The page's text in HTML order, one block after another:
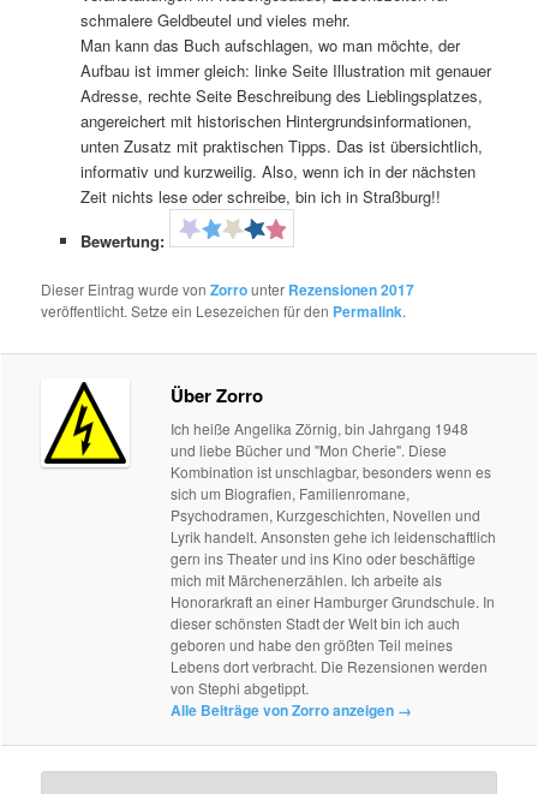
schmalere Geldbeutel und vieles mehr.
Man kann das Buch aufschlagen, wo man möchte, der
Aufbau ist immer gleich: linke Seite Illustration mit genauer
Adresse, rechte Seite Beschreibung des Lieblingsplatzes,
angereichert mit historischen Hintergrundsinformationen,
unten Zusatz mit praktischen Tipps. Das ist übersichtlich,
informativ und kurzweilig. Also, wenn ich in der nächsten
Zeit nichts lese oder schreibe, bin ich in Straßburg!!
Bewertung:
Dieser Eintrag wurde vonZorrounter Rezensionen 2017
veröffentlicht. Setze ein Lesezeichen für den Permalink.
Über Zorro
Ich heiße Angelika Zörnig, bin Jahrgang 1948
und liebe Bücher und "Mon Cherie". Diese
Kombination ist unschlagbar, besonders wenn es
sich um Biografien, Familienromane,
Psychodramen, Kurzgeschichten, Novellen und
Lyrik handelt. Ansonsten gehe ich leidenschaftlich
gern ins Theater und ins Kino oder beschäftige
mich mit Märchenerzählen. Ich arbeite als
Honorarkraft an einer Hamburger Grundschule. In
dieser schönsten Stadt der Welt bin ich auch
geboren und habe den größten Teil meines
Lebens dort verbracht. Die Rezensionen werden
von Stephi abgetippt.
Alle Beiträge von Zorro anzeigen →